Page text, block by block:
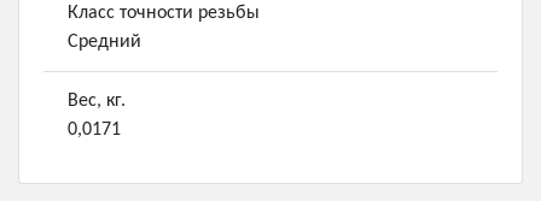
Класс точности резьбы
Средний
Вес, кг.
0,0171